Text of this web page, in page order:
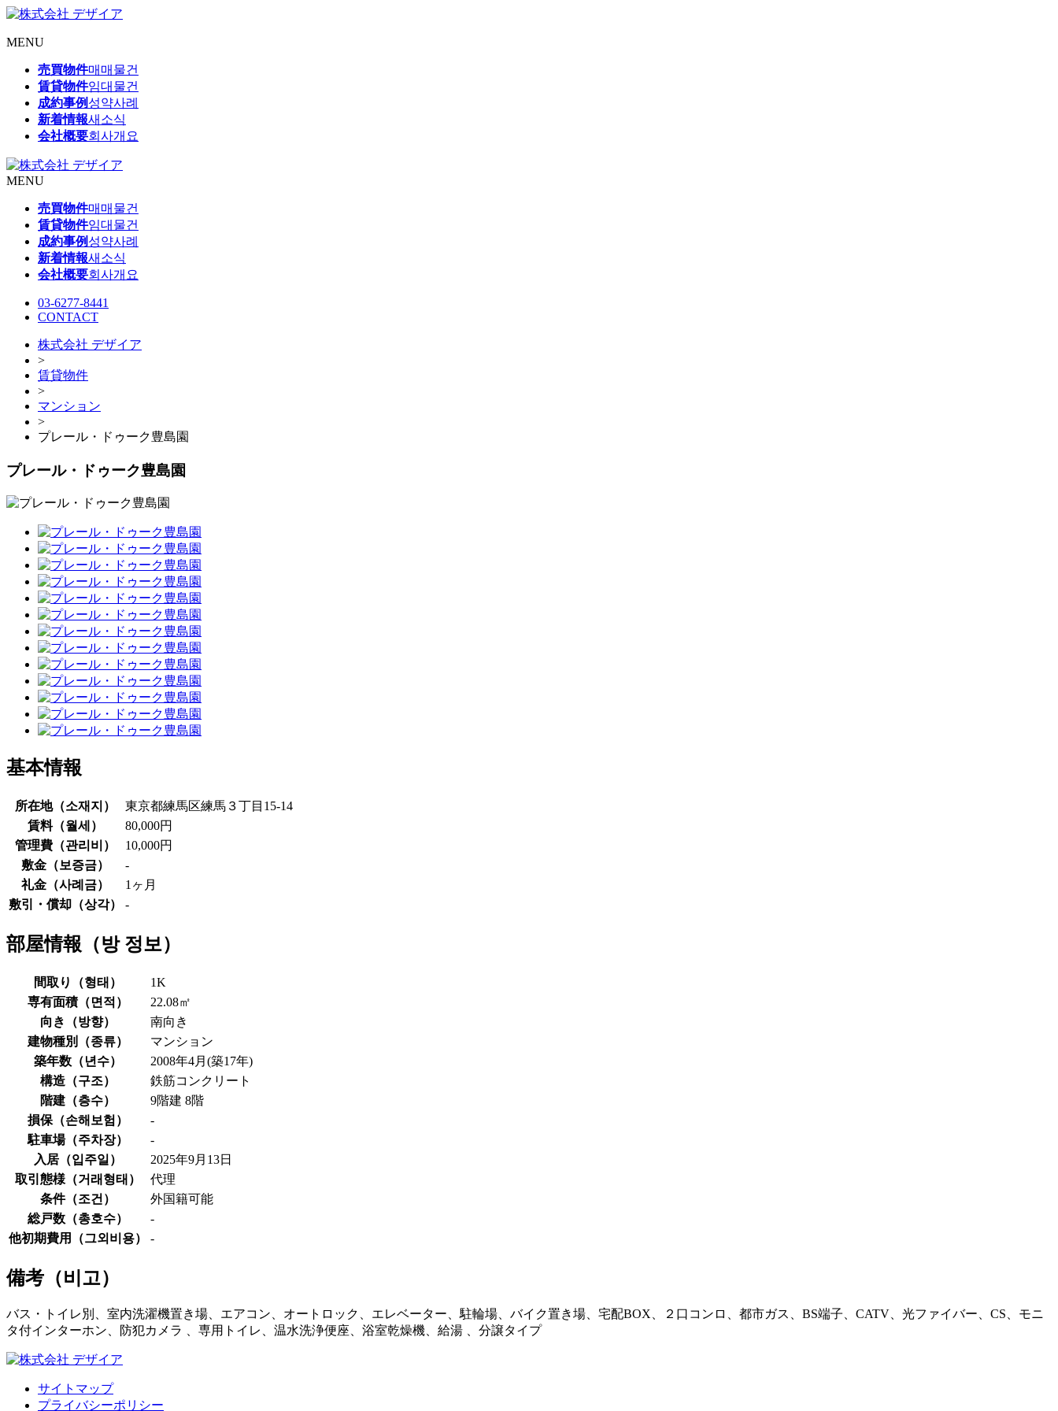
MENU
売買物件매매물건
賃貸物件임대물건
成約事例 성약사례
新着情報새소식
会社概要회사개요
MENU
売買物件매매물건
賃貸物件임대물건
成約事例 성약사례
新着情報새소식
会社概要회사개요
03-6277-8441
CONTACT
株式会社 デザイア
>
賃貸物件
>
マンション
>
プレール・ドゥーク豊島園
プレール・ドゥーク豊島園
基本情報
所在地（소재지 ）
東京都練馬区練馬３丁目15-14
賃料（월세 ）
80,000円
管理費（관리비 ）
10,000円
敷金（보증금）
-
礼金（사례금）
1ヶ月
敷引・償却（상각） -
部屋情報（방 정보）
間取り（형태 ）
1K
専有面積（면적 ）
22.08㎡
向き（방향）
南向き
建物種別（종류）
マンション
築年数（년수）
2008年4月(築17年)
構造（구조）
鉄筋コンクリート
階建（층수）
9階建 8階
損保（손해보험 ）
-
駐車場（주차장）
-
入居（입주일 ）
2025年9月13日
取引態様（거래형태 ）
代理
条件（조건 ）
外国籍可能
総戸数（총호수）
-
他初期費用（그외비용） -
備考（비고）
バス・トイレ別、室内洗濯機置き場、エアコン、オートロック、エレベーター、駐輪場、バイク置き場、宅配BOX、２口コンロ、都市ガス、BS端子、CATV、光ファイバー、CS、モニ
タ付インターホン、防犯カメラ 、専用トイレ、温水洗浄便座、浴室乾燥機、給湯 、分譲タイプ
サイトマップ
プライバシーポリシー